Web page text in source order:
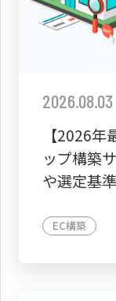
2026.08.03
【2026
ップ構築
や選定基
EC構築